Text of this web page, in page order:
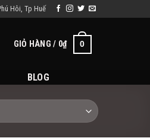
Hôi, Tp Huế
GIỎ HÀNG / 0₫ 0
BLOG